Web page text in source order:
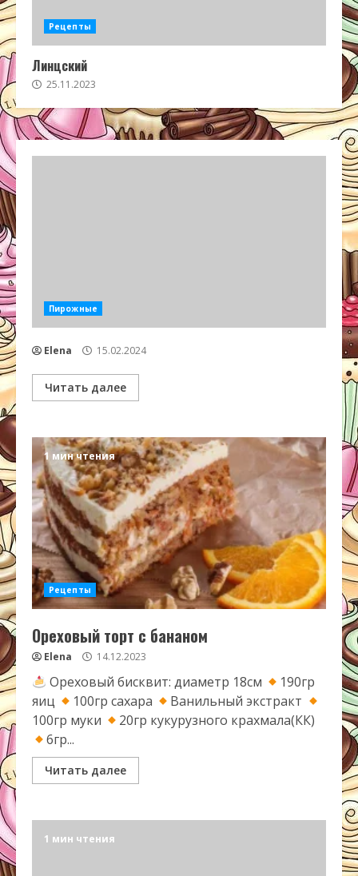
Рецепты
Линцский
25.11.2023
Пирожные
Elena 15.02.2024
Читать далее
1 мин чтения
Рецепты
Ореховый торт с бананом
Elena 14.12.2023
Ореховый бисквит: диаметр 18см
190гр
яиц
100гр сахара
Ванильный экстракт
100гр муки
20гр кукурузного крахмала(КК)
6гр...
Читать далее
1 мин чтения